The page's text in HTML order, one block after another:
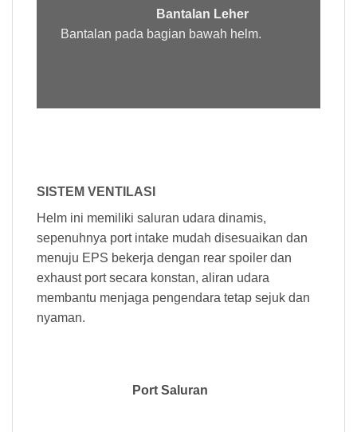
Bantalan Leher
Bantalan pada bagian bawah helm.
SISTEM VENTILASI
Helm ini memiliki saluran udara dinamis,
sepenuhnya port intake mudah disesuaikan dan
menuju EPS bekerja dengan rear spoiler dan
exhaust port secara konstan, aliran udara
membantu menjaga pengendara tetap sejuk dan
nyaman.
Port Saluran